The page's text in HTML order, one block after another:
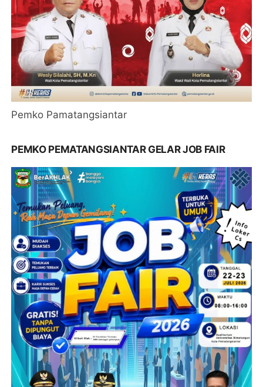
Pemko Pamatangsiantar
PEMKO PEMATANGSIANTAR GELAR JOB FAIR